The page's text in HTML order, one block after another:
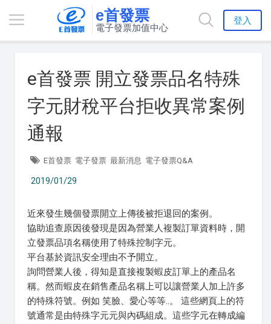
e首發票
電子發票加值中心
登入
e首發票 開立發票品名特殊
字元財稅平台拒收異常案例
通報
E首發票 電子發票 最新消息 電子發票Q&A
2019/01/29
近來發生幾個發票開立上傳後被拒退回的案例。
協助追查原因後發現是因為營業人複製訂單資料時，開
立發票品項名稱使用了特殊控制字元。
平台基於資訊安全理由不予開立。
詢問營業人後，得知是直接複製蝦皮訂單上的產品名
稱。然而蝦皮在銷售產品名稱上可以讓營業人加上許多
的特殊符號。例如 笑臉、愛心等等..。 這些網頁上的符
號通常是由特殊字元元與內碼組成。這些字元在轉成編